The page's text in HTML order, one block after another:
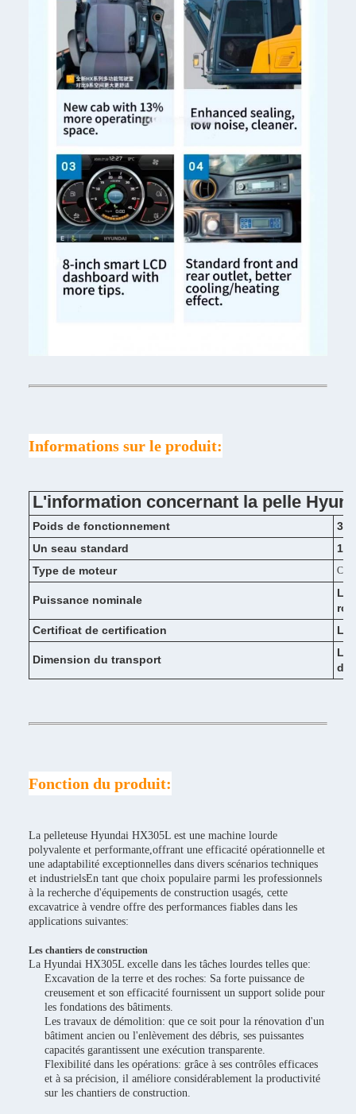
Informations sur le produit:
L'information concernant la pelle
Poids de fonctionnement
Un seau standard
Type de moteur
Puissance nominale
Le
Certificat de certification
Le
Dimension du transport
Le
de
Fonction du produit:
La pelleteuse Hyundai HX305L est une machine lourde
polyvalente et performante,offrant une efficacité opérationnelle et
une adaptabilité exceptionnelles dans divers scénarios techniques
et industrielsEn tant que choix populaire parmi les professionnels
à la recherche d'équipements de construction usagés, cette
excavatrice à vendre offre des performances fiables dans les
applications suivantes:
Les chantiers de construction
La Hyundai HX305L excelle dans les tâches lourdes telles que:
Excavation de la terre et des roches: Sa forte puissance de
creusement et son efficacité fournissent un support solide pour
les fondations des bâtiments.
Les travaux de démolition: que ce soit pour la rénovation d'un
bâtiment ancien ou l'enlèvement des débris, ses puissantes
capacités garantissent une exécution transparente.
Flexibilité dans les opérations: grâce à ses contrôles efficaces
et à sa précision, il améliore considérablement la productivité
sur les chantiers de construction.